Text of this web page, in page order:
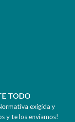
TODO
exigida y
y te los enviamos!